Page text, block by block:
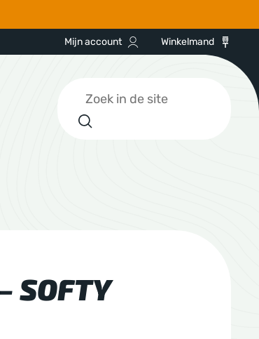
Mijn account Winkelmand
Zoeken
SOFTY